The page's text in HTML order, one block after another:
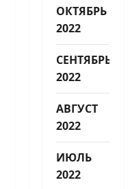
ОКТЯБРЬ
2022
СЕНТЯБРЬ
2022
АВГУСТ
2022
ИЮЛЬ
2022